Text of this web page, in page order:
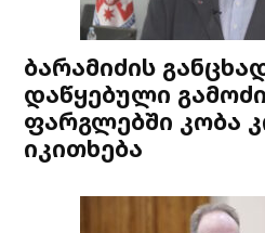
ბარამიძის
დაწყებული
ფარგლებში კობა
იკითხება